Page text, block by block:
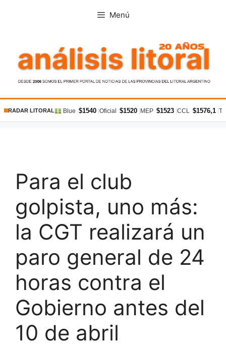
Menú
RADAR LITORAL Blue $1540 Oficial $1520 MEP $1523 CCL $1576,1
Para el club
golpista, uno más:
la CGT realizará un
paro general de 24
horas contra el
Gobierno antes del
10 de abril